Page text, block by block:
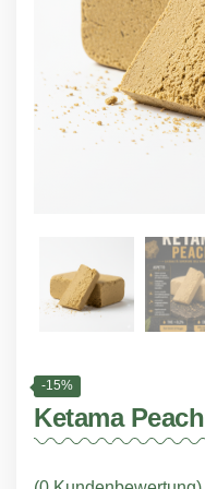
-15%
Ketama Peach